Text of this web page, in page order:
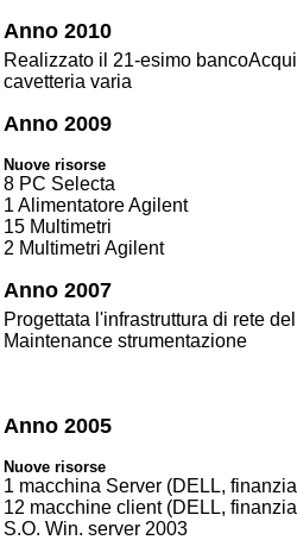
Anno 2010
Realizzato il 21-esimo
cavetteria varia
Anno 2009
Nuove risorse
8 PC Selecta
1 Alimentatore Agilent
15 Multimetri
2 Multimetri Agilent
Anno 2007
Progettata l'infrastruttura di rete
Maintenance strumentazione
Anno 2005
Nuove risorse
1 macchina Server (DELL,
12 macchine client (DELL,
S.O. Win. server 2003